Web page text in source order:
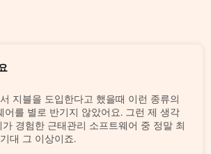
지블을 도입한다고 했을때 이런 종류의
어를 별로 반기지 않았어요. 그런 제 생각
경험한 근태관리 소프트웨어 중 정말 최
대 그 이상이죠.